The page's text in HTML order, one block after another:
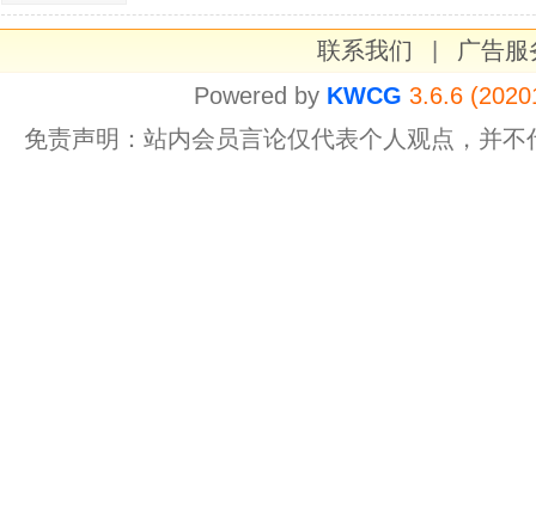
联系我们
广告服
Powered by KWCG 3.6.6
免责声明：站内会员言论仅代表个人观点，并